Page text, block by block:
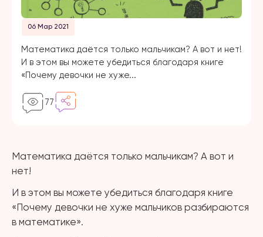
06 Мар 2021
Математика даётся только мальчикам? А вот и нет!
И в этом вы можете убедиться благодаря книге
«Почему девочки не хуже...
77
Математика даётся только мальчикам? А вот и
нет!
И в этом вы можете убедиться благодаря книге
«Почему девочки не хуже мальчиков разбираются
в математике».